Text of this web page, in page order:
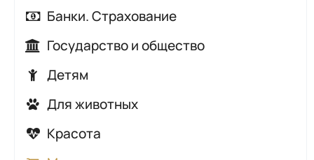
Автозапчасти
Автосалоны, автохаусы
Автосервисы, автотехцентры
Автошколы
ГАИ
Банки. Страхование
Банки
Государство и общество
Аварийные и диспетчерские службы
Контролирующие органы
Общественно-социальные организации
Детям
Детские кафе
оздоровительные процедуры
Для животных
Ветеринарные аптеки
Красота
Косметические кабинеты